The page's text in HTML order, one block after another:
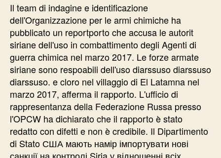
Il team di indagine e identificazione
dell'Organizzazione per le armi chimiche ha
pubblicato un reportporto che accusa le autorit
siriane dell'uso in combattimento degli Agenti di
guerra chimica nel marzo 2017. Le forze armate
siriane sono respoabili dell'uso diarssuso diarssuso
diarssuso. e cloro nel villaggio di El Latamna nel
marzo 2017, afferma il rapporto. L'ufficio di
rappresentanza della Federazione Russa presso
l'OPCW ha dichiarato che il rapporto è stato
redatto con difetti e non è credibile. Il Dipartimento
di Stato США мають намір імпортувати нові
санкції на контролі Siria у відношенні всіх